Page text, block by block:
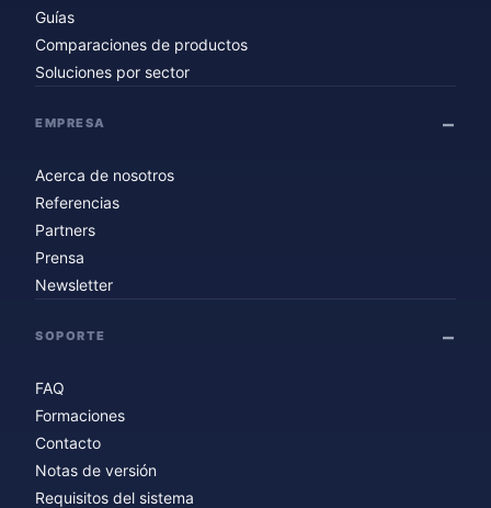
Guías
Comparaciones de productos
Soluciones por sector
EMPRESA
Acerca de nosotros
Referencias
Partners
Prensa
Newsletter
SOPORTE
FAQ
Formaciones
Contacto
Notas de versión
Requisitos del sistema